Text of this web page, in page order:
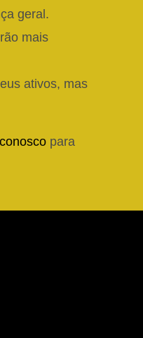
geral.
mais
ativos, mas
para